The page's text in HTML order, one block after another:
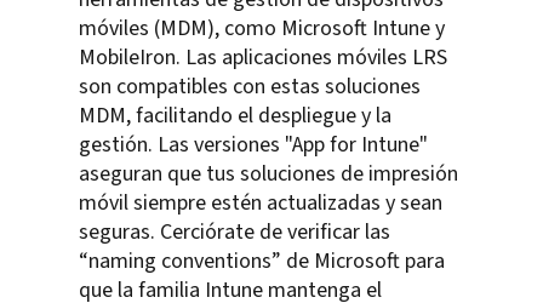
móviles (MDM), como Microsoft Intune y
MobileIron. Las aplicaciones móviles LRS
son compatibles con estas soluciones
MDM, facilitando el despliegue y la
gestión. Las versiones "App for Intune"
aseguran que tus soluciones de impresión
móvil siempre estén actualizadas y sean
seguras. Cerciórate de verificar las
“naming conventions” de Microsoft para
que la familia Intune mantenga el